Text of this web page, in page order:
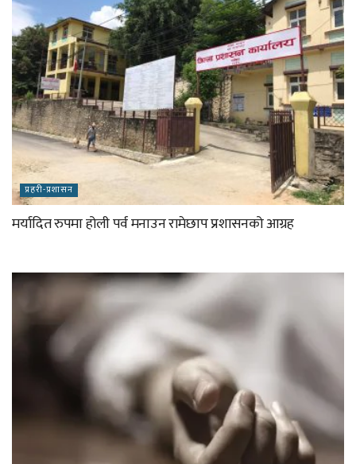
प्रहरी-प्रशासन
मर्यादित रुपमा होली पर्व मनाउन रामेछाप प्रशासनको आग्रह